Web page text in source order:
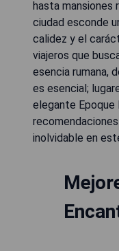
hasta mansiones
ciudad esconde
calidez y el
viajeros que
esencia rumana,
es esencial;
elegante Epoque
inolvidable en